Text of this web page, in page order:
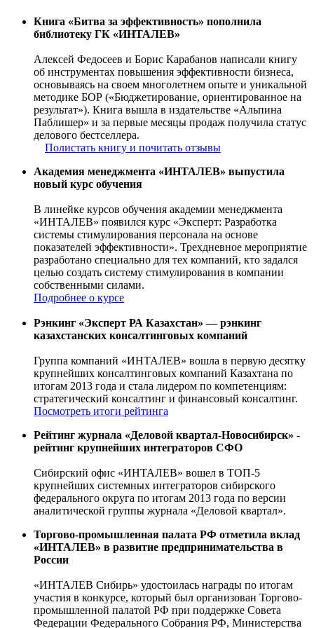
Книга «Битва за эффективность» пополнила
библиотеку ГК «ИНТАЛЕВ»
Алексей Федосеев и Борис Карабанов написали книгу
об инструментах повышения эффективности бизнеса,
основываясь на своем многолетнем опыте и уникальной
методике БОР («Бюджетирование, ориентированное на
результат»). Книга вышла в издательстве «Альпина
Паблишер» и за первые месяцы продаж получила статус
делового бестселлера.
Полистать книгу и почитать отзывы
Академия менеджмента «ИНТАЛЕВ» выпустила
новый курс обучения
В линейке курсов обучения академии менеджмента
«ИНТАЛЕВ» появился курс «Эксперт: Разработка
системы стимулирования персонала на основе
показателей эффективности». Трехдневное мероприятие
разработано специально для тех компаний, кто задался
целью создать систему стимулирования в компании
собственными силами.
Подробнее о курсе
Рэнкинг «Эксперт РА Казахстан» — рэнкинг
казахстанских консалтинговых компаний
Группа компаний «ИНТАЛЕВ» вошла в первую десятку
крупнейших консалтинговых компаний Казахтана по
итогам 2013 года и стала лидером по компетенциям:
стратегический консалтинг и финансовый консалтинг.
Посмотреть итоги рейтинга
Рейтинг журнала «Деловой квартал-Новосибирск» -
рейтинг крупнейших интеграторов СФО
Сибирский офис «ИНТАЛЕВ» вошел в ТОП-5
крупнейших системных интеграторов сибирского
федерального округа по итогам 2013 года по версии
аналитической группы журнала «Деловой квартал».
Торгово-промышленная палата РФ отметила вклад
«ИНТАЛЕВ» в развитие предпринимательства в
России
«ИНТАЛЕВ Сибирь» удостоилась награды по итогам
участия в конкурсе, который был организован Торгово-
промышленной палатой РФ при поддержке Совета
Федерации Федерального Собрания РФ, Министерства